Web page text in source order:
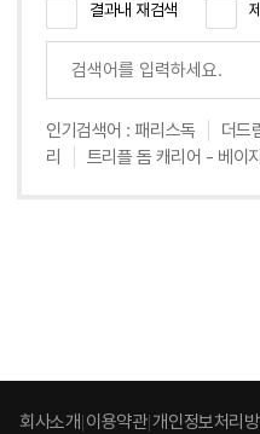
결과내 재검색
인기검색어 :패리스독 더드
리
트리플 돔 캐리어 - 베이
회사소개 이용약관 개인정보처리